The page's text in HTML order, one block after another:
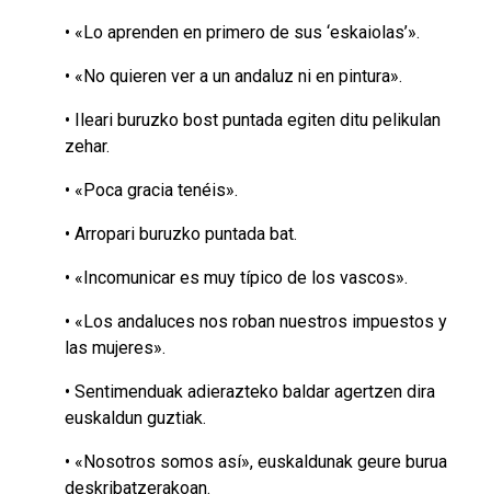
• «Lo aprenden en primero de sus ‘eskaiolas’».
• «No quieren ver a un andaluz ni en pintura».
• Ileari buruzko bost puntada egiten ditu pelikulan
zehar.
• «Poca gracia tenéis».
• Arropari buruzko puntada bat.
• «Incomunicar es muy típico de los vascos».
• «Los andaluces nos roban nuestros impuestos y
las mujeres».
• Sentimenduak adierazteko baldar agertzen dira
euskaldun guztiak.
• «Nosotros somos así», euskaldunak geure burua
deskribatzerakoan.